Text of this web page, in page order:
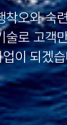
로 만들어
더 나은 가
해 나아가